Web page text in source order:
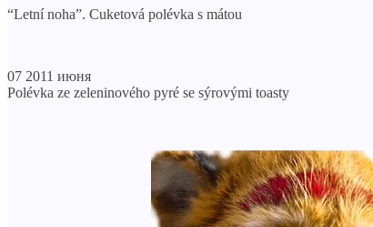
“Letní noha”. Cuketová polévka s mátou
07 2011 июня
Polévka ze zeleninového pyré se sýrovými toasty